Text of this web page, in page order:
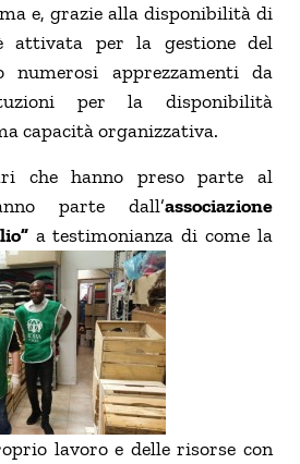
e, grazie alla disponibilità di
attivata per la gestione del
numerosi apprezzamenti da
per la disponibilità
capacità organizzativa.
che hanno preso parte al
parte dall’associazione
a testimonianza di come la
lavoro e delle risorse con